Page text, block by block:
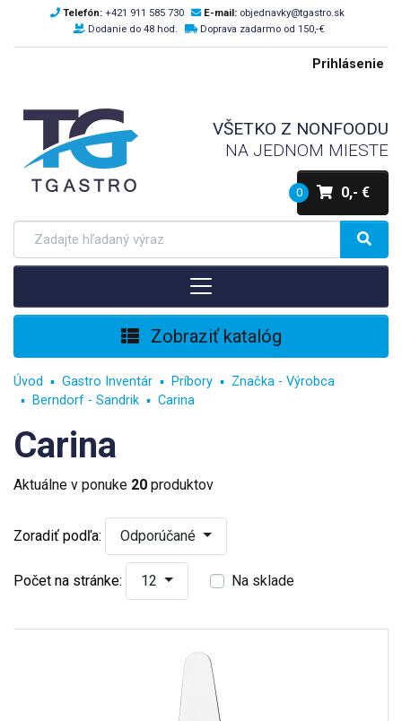
Telefón: +421 911 585 730 E-mail: objednavky@tgastro.sk
Dodanie do 48 hod.
Doprava zadarmo od 150,-€
Prihlásenie
VŠETKO Z NONFOODU
NA JEDNOM MIESTE
0 0,- €
Zobraziť katalóg
Úvod Gastro Inventár Príbory
Značka - Výrobca
Berndorf - Sandrik
Carina
Carina
Aktuálne v ponuke 20 produktov
Zoradiť podľa: Odporúčané
Počet na stránke: 12 Na sklade